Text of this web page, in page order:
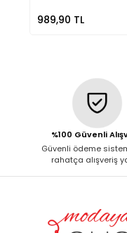
989,90 TL
%100 Güvenli
Güvenli ödeme
rahatça alışveriş